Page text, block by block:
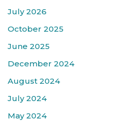
July 2026
October 2025
June 2025
December 2024
August 2024
July 2024
May 2024